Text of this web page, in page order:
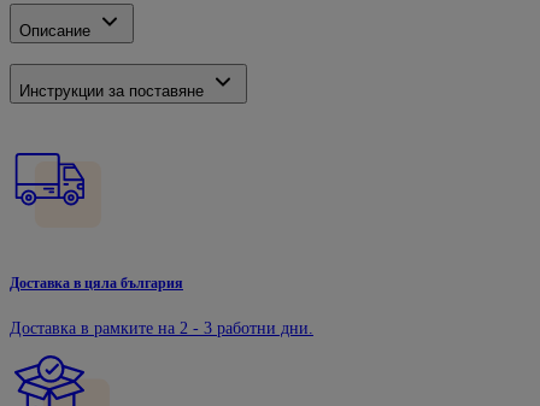
Описание
Инструкции за поставяне
Доставка в цяла българия
Доставка в рамките на 2 - 3 работни дни.